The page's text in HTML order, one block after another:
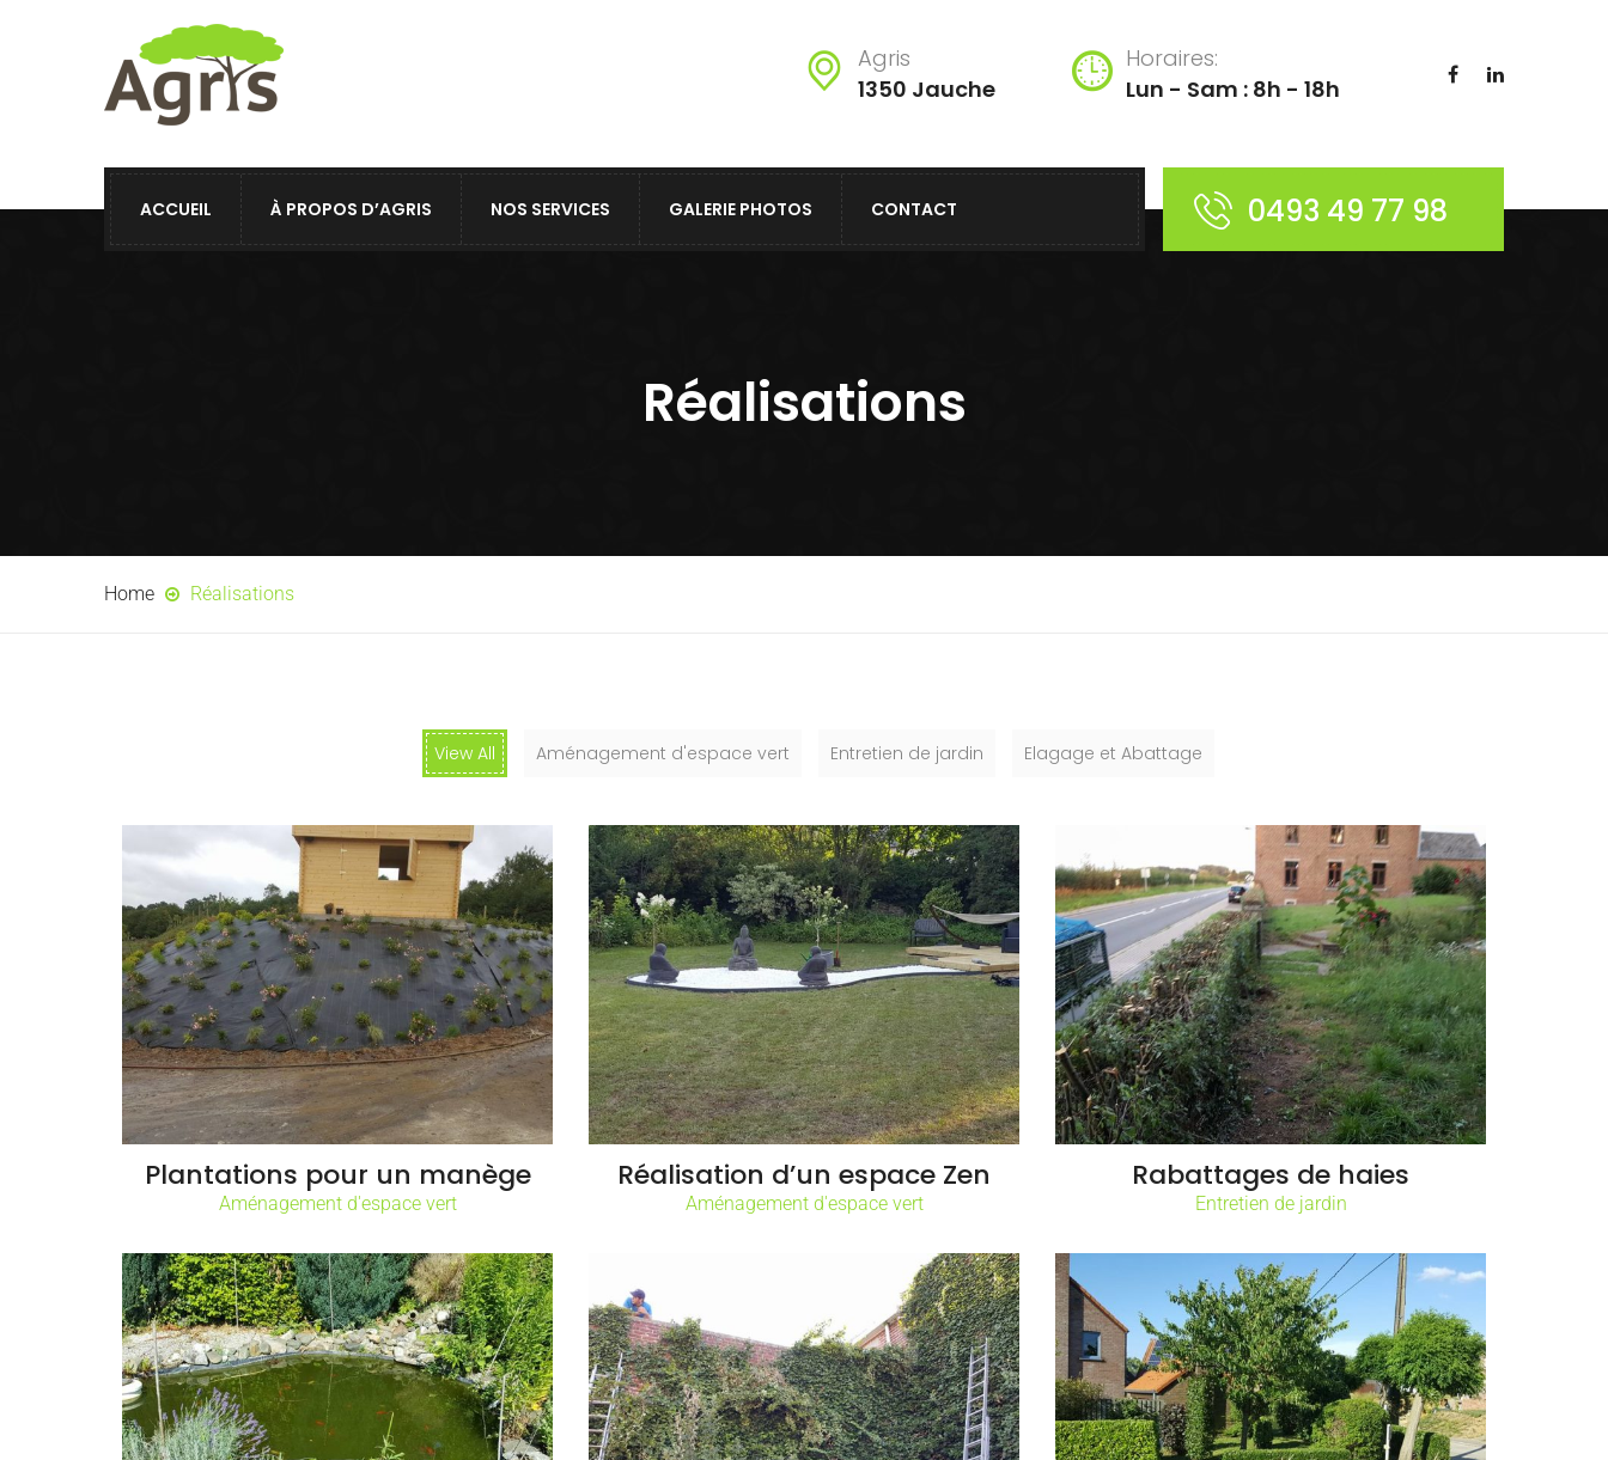
Agris
1350 Jauche
Horaires:
Lun - Sam : 8h - 18h
ACCUEIL À PROPOS D’AGRIS NOS SERVICES GALERIE PHOTOS CONTACT 0493 49 77 98
Réalisations
Home Réalisations
View All Aménagement d'espace vert Entretien de jardin Elagage et Abattage
Plantations pour un manège
Aménagement d'espace vert
Réalisation d’un espace Zen
Aménagement d'espace vert
Rabattages de haies
Entretien de jardin